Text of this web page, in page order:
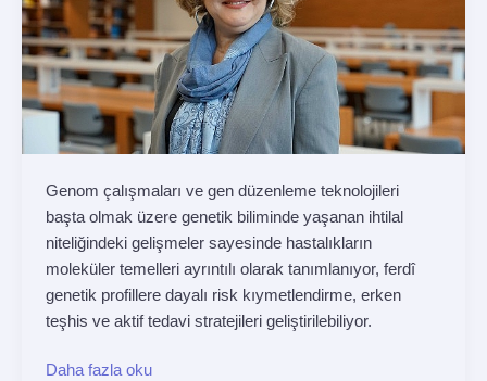
Genom çalışmaları ve gen düzenleme teknolojileri
başta olmak üzere genetik biliminde yaşanan ihtilal
niteliğindeki gelişmeler sayesinde hastalıkların
moleküler temelleri ayrıntılı olarak tanımlanıyor, ferdî
genetik profillere dayalı risk kıymetlendirme, erken
teşhis ve aktif tedavi stratejileri geliştirilebiliyor.
açıyor
Daha fazla oku